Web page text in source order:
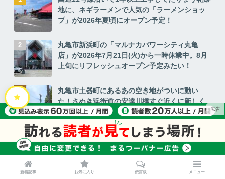
地に、ネギラーメンで人気の「ラーメンショッ
プ」が2026年夏頃にオープン予定！
丸亀市新浜町の「マルナカパワーシティ丸亀
店」が2026年7月21日(火)から一時休業中。8月
上旬にリフレッシュオープン予定みたい！
丸亀市土器町にあるあの空き地がついに動い
た！さぬき浜街道の安達川橋すぐ近くに新しく
できる建物とは？
坂出市府中町のアミチャーベーカリー敷地内に
「Buddy Stand(バディスタンド)」が2026年7
月18日(土)にオープン！可愛い外観と限定メニ
ューに注目
新着記事 お気に入り 伝言板 メニュー